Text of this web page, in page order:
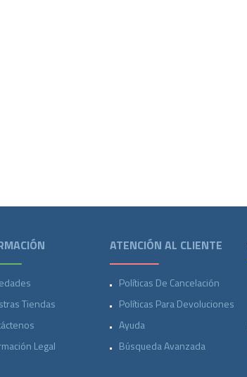
Tiendas
Legal
ATENCIÓN AL CLIENTE
Políticas De Cancelación
Políticas Para Devoluciones
Ayuda
Búsqueda Avanzada